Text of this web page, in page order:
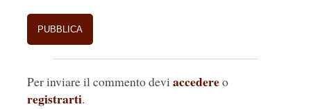
Per inviare il commento devi accedereo
registrarti.